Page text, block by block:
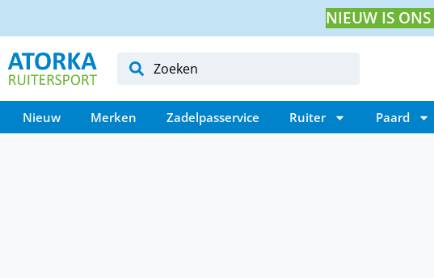
NIEUW IS ONS
Nieuw Merken Zadelpasservice Ruiter Paard